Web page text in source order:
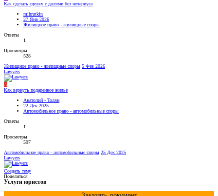
Как сделать сделку с долями без нотариуса
mihrutkin
27 Янв 2026
Жилищное право - жилищные споры
Ответы
1
Просмотры
528
Жилищное право - жилищные споры 5 Фев 2026
Lawyers
А
Как вернуть подаренное жилье
Анатолий - Толян
22 Дек 2025
Автомобильное право - автомобильные споры
Ответы
1
Просмотры
597
Автомобильное право - автомобильные споры 25 Дек 2025
Lawyers
Создать тему
Поделиться
Услуги юристов